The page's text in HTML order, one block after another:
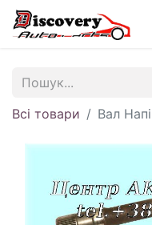
Всі товари Вал